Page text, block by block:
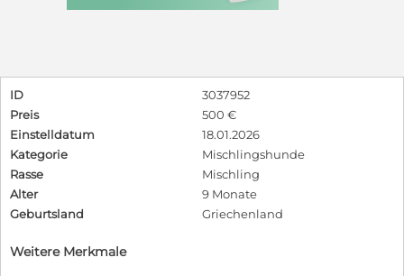
ID
3037952
Preis
500 €
Einstelldatum
18.01.2026
Kategorie
Mischlingshunde
Rasse
Mischling
Alter
9 Monate
Geburtsland
Griechenland
Weitere Merkmale